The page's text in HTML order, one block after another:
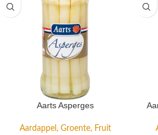
Aarts Asperges
Aardappel, Groente, Fruit